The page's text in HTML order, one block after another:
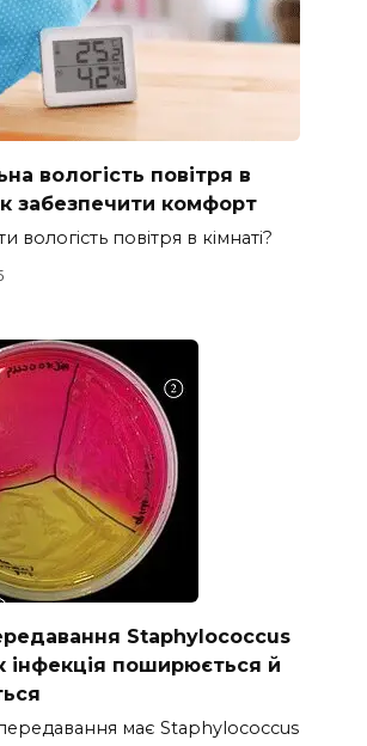
вологість повітря в
забезпечити комфорт
вологість повітря в кімнаті?
Staphylococcus
інфекція поширюється й
має Staphylococcus